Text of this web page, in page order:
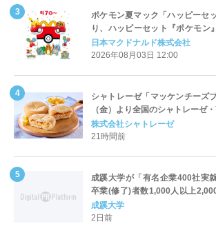
ポケモン夏マック「ハッピーセ
り、ハッピーセット『ポケモン
定登場
日本マクドナルド株式会社
2026年08月03日 12:00
シャトレーゼ「マッケンチーズ
（金）より全国のシャトレーゼ
株式会社シャトレーゼ
21時間前
成蹊大学が「有名企業400社実
卒業(修了)者数1,000人以上
全国第1位を獲得！～実就職率
4.3pt）に伸長、東京の私立大学
成蹊大学
2日前